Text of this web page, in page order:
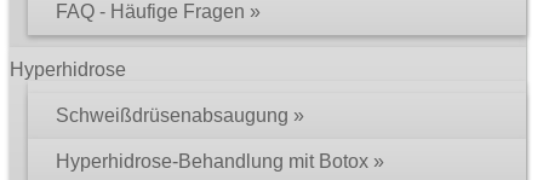
FAQ - Häufige Fragen
Hyperhidrose
Schweißdrüsenabsaugung
Hyperhidrose-Behandlung mit Botox